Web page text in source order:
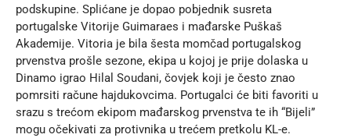
podskupine. Splićane je dopao pobjednik susreta
portugalske Vitorije Guimaraes i mađarske Puškaš
Akademije. Vitoria je bila šesta momčad portugalskog
prvenstva prošle sezone, ekipa u kojoj je prije dolaska u
Dinamo igrao Hilal Soudani, čovjek koji je često znao
pomrsiti račune hajdukovcima. Portugalci će biti favoriti u
srazu s trećom ekipom mađarskog prvenstva te ih “Bijeli”
mogu očekivati za protivnika u trećem pretkolu KL-e.